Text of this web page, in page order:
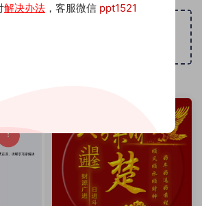
解决办法 ，客服微信 ppt1521